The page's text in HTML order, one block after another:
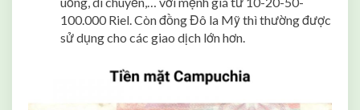
100.000 Riel. Còn đồng Đô la Mỹ thì thường được
sử dụng cho các giao dịch lớn hơn.